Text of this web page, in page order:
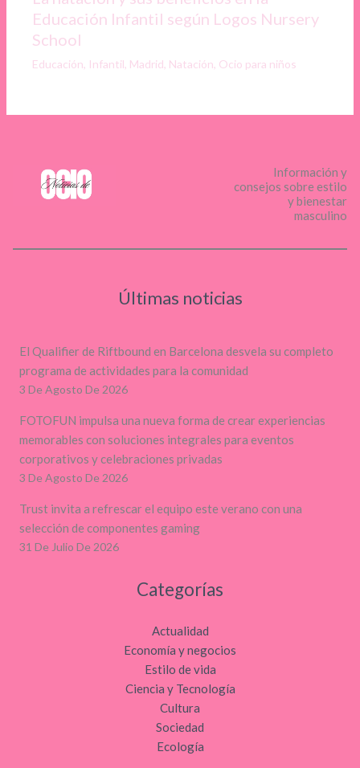
Educación Infantil según Logos Nursery
School
Educación, Infantil, Madrid, Natación, Ocio para niños
Información y
consejos sobre estilo
y bienestar
masculino
Últimas noticias
El Qualifier de Riftbound en Barcelona desvela su completo
programa de actividades para la comunidad
3 De Agosto De 2026
FOTOFUN impulsa una nueva forma de crear experiencias
memorables con soluciones integrales para eventos
corporativos y celebraciones privadas
3 De Agosto De 2026
Trust invita a refrescar el equipo este verano con una
selección de componentes gaming
31 De Julio De 2026
Categorías
Actualidad
Economía y negocios
Estilo de vida
Ciencia y Tecnología
Cultura
Sociedad
Ecología